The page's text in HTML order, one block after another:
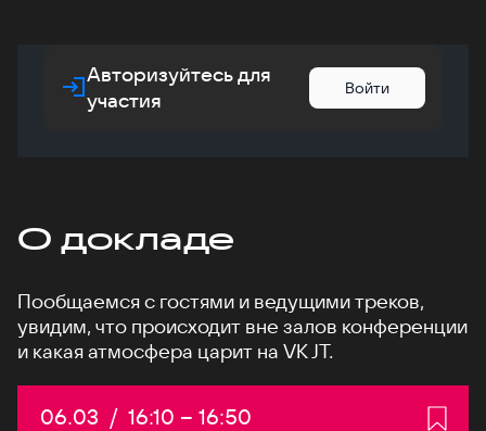
Авторизуйтесь для
участия
Войти
О докладе
Пообщаемся с гостями и ведущими треков,
увидим, что происходит вне залов конференции
и какая атмосфера царит на VK JT.
Дата:
06.03 / Начало:
16:10 – Конец:
16:50